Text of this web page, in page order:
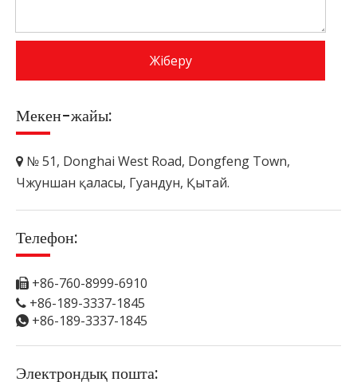
Жіберу
Мекен-жайы:
 № 51, Donghai West Road, Dongfeng Town,
Чжуншан қаласы, Гуандун, Қытай.
Телефон:
 +86-760-8999-6910
 +86-189-3337-1845
 +86-189-3337-1845
Электрондық пошта: